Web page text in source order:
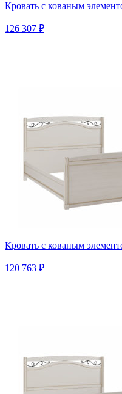
Кровать с кованым
126 307 ₽
Кровать с кованым
120 763 ₽